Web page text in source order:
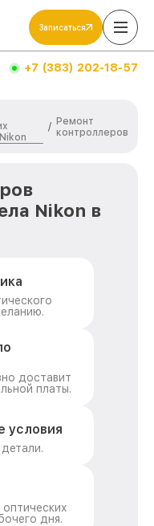
Записаться
+7 (383) 202-18-57
/ Ремонт
контроллеров
Nikon в
доставит
платы.
условия
дня.